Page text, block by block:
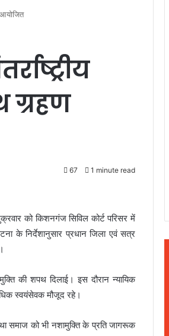
ग्रहण
67 1 minute read
को किशनगंज सिविल कोर्ट परिसर में
के निर्देशानुसार प्रधान जिला एवं सत्र
की शपथ दिलाई। इस दौरान न्यायिक
स्वयंसेवक मौजूद रहे।
समाज को भी नशामुक्ति के प्रति जागरूक